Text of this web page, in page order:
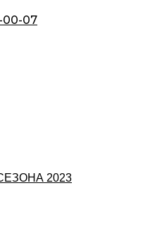
00-07
2023